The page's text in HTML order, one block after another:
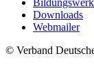
Downloads
Webmailer
© Verband